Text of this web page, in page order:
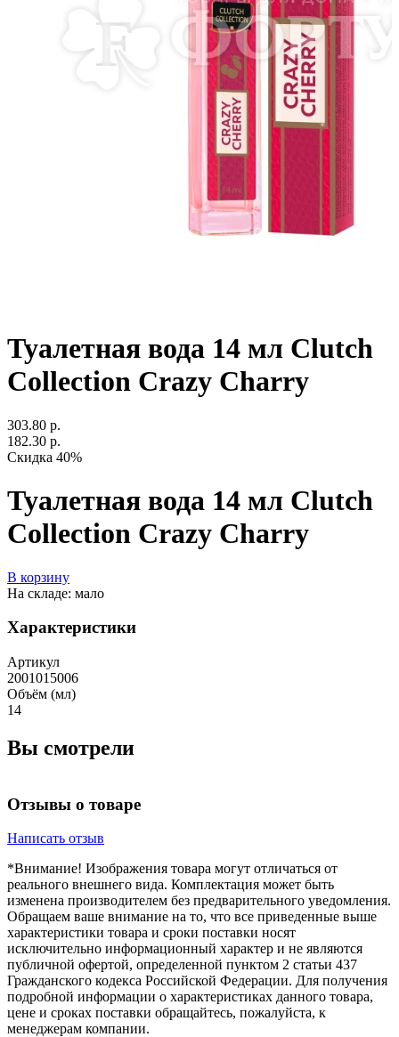
Туалетная вода 14 мл Clutch
Collection Crazy Charry
303.80 р.
182.30 р.
Скидка 40%
Туалетная вода 14 мл Clutch
Collection Crazy Charry
В корзину
На складе: мало
Характеристики
Артикул
2001015006
Объём (мл)
14
Вы смотрели
Отзывы о товаре
Написать отзыв
*Внимание! Изображения товара могут отличаться от
реального внешнего вида. Комплектация может быть
изменена производителем без предварительного уведомления.
Обращаем ваше внимание на то, что все приведенные выше
характеристики товара и сроки поставки носят
исключительно информационный характер и не являются
публичной офертой, определенной пунктом 2 статьи 437
Гражданского кодекса Российской Федерации. Для получения
подробной информации о характеристиках данного товара,
цене и сроках поставки обращайтесь, пожалуйста, к
менеджерам компании.